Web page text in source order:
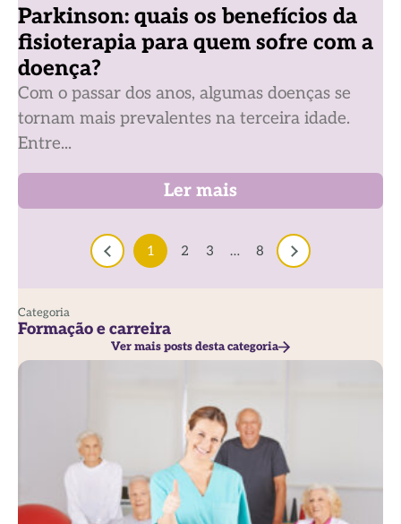
Parkinson: quais os benefícios da
fisioterapia para quem sofre com a
doença?
Com o passar dos anos, algumas doenças se
tornam mais prevalentes na terceira idade.
Entre...
Ler mais
1 2 3 … 8
Categoria
Formação e carreira
Ver mais posts desta categoria